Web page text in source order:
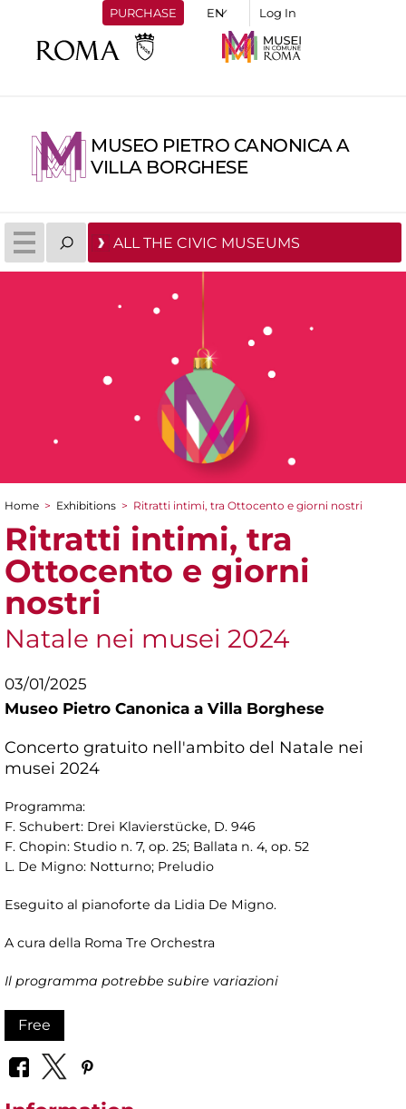
PURCHASE Log In
MUSEO PIETRO CANONICA A
VILLA BORGHESE
ALL THE CIVIC MUSEUMS
You are here
Home > Exhibitions > Ritratti intimi, tra Ottocento e giorni nostri
Ritratti intimi, tra
Ottocento e giorni
nostri
Natale nei musei 2024
03/01/2025
Museo Pietro Canonica a Villa Borghese
Concerto gratuito nell'ambito del Natale nei
musei 2024
Programma:
F. Schubert: Drei Klavierstücke, D. 946
F. Chopin: Studio n. 7, op. 25; Ballata n. 4, op. 52
L. De Migno: Notturno; Preludio
Eseguito al pianoforte da Lidia De Migno.
A cura della Roma Tre Orchestra
Il programma potrebbe subire variazioni
Free